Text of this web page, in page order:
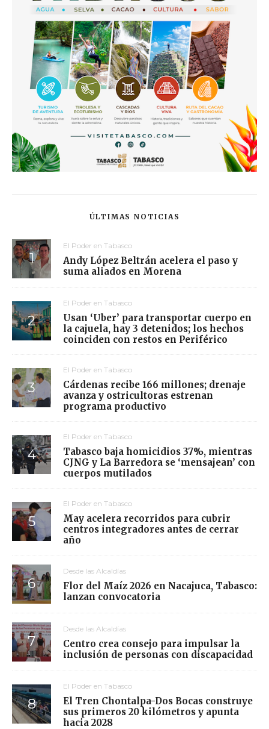
ÚLTIMAS NOTICIAS
El Poder en Tabasco
Andy López Beltrán acelera el paso y
suma aliados en Morena
El Poder en Tabasco
Usan ‘Uber’ para transportar cuerpo en
la cajuela, hay 3 detenidos; los hechos
coinciden con restos en Periférico
El Poder en Tabasco
Cárdenas recibe 166 millones; drenaje
avanza y ostricultoras estrenan
programa productivo
El Poder en Tabasco
Tabasco baja homicidios 37%, mientras
CJNG y La Barredora se ‘mensajean’ con
cuerpos mutilados
El Poder en Tabasco
May acelera recorridos para cubrir
centros integradores antes de cerrar
año
Desde las Alcaldías
Flor del Maíz 2026 en Nacajuca, Tabasco:
lanzan convocatoria
Desde las Alcaldías
Centro crea consejo para impulsar la
inclusión de personas con discapacidad
El Poder en Tabasco
El Tren Chontalpa-Dos Bocas construye
sus primeros 20 kilómetros y apunta
hacia 2028